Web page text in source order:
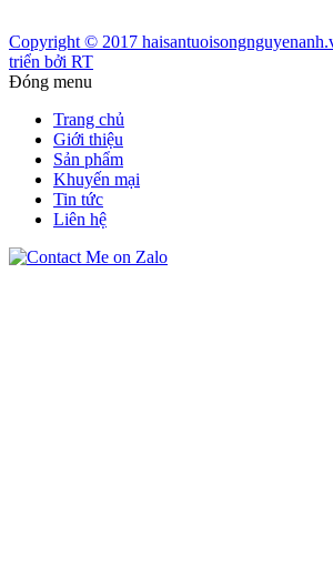
Copyright © 2017
triển bởi RT
Đóng menu
Trang chủ
Giới thiệu
Sản phẩm
Khuyến mại
Tin tức
Liên hệ